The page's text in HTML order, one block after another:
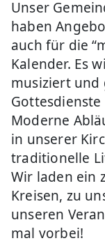
Unser
haben
auch für die
Kalender. Es
musiziert und
Moderne
in unserer
traditionelle
Wir laden ein
Kreisen, zu
unseren
mal vorbei!